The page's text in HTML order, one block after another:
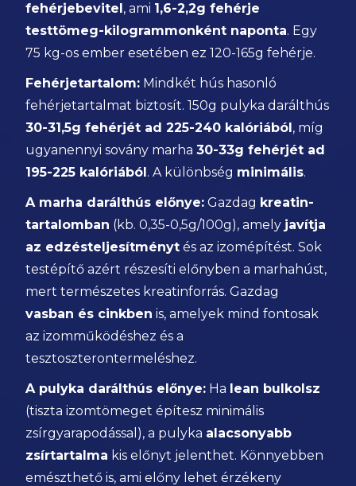
fehérjebevitel, ami 1,6-2,2g fehérje
testtömeg-kilogrammonként naponta. Egy
75 kg-os ember esetében ez 120-165g fehérje.
Fehérjetartalom: Mindkét hús hasonló
fehérjetartalmat biztosít. 150g pulyka darálthús
30-31,5g fehérjét ad 225-240 kalóriából, míg
ugyanennyi sovány marha30-33g fehérjét ad
195-225 kalóriából. A különbség minimális.
A marha darálthús előnye: Gazdag kreatin-
tartalomban (kb. 0,35-0,5g/100g), amely javítja
az edzésteljesítményt és az izomépítést. Sok
testépítő azért részesíti előnyben a marhahúst,
mert természetes kreatinforrás. Gazdag
vasban és cinkben is, amelyek mind fontosak
az izomműködéshez és a
tesztoszterontermeléshez.
A pulyka darálthús előnye: Ha lean bulkolsz
(tiszta izomtömeget építesz minimális
zsírgyarapodással), a pulyka alacsonyabb
zsírtartalma kis előnyt jelenthet. Könnyebben
emészthető is, ami előny lehet érzékeny